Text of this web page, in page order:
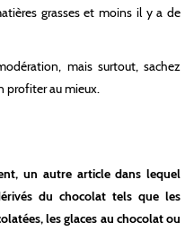
grasses et moins il y a de
mais surtout, sachez
profiter au mieux.
un autre article dans lequel
du chocolat tels que les
les glaces au chocolat ou